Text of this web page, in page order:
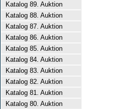
Katalog 89. Auktion
Katalog 88. Auktion
Katalog 87. Auktion
Katalog 86. Auktion
Katalog 85. Auktion
Katalog 84. Auktion
Katalog 83. Auktion
Katalog 82. Auktion
Katalog 81. Auktion
Katalog 80. Auktion